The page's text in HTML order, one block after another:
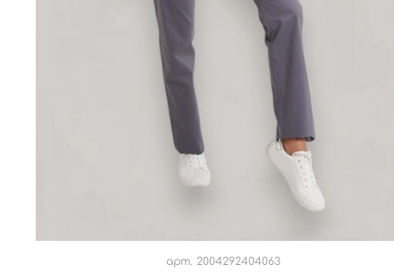
арт. 2004292404063